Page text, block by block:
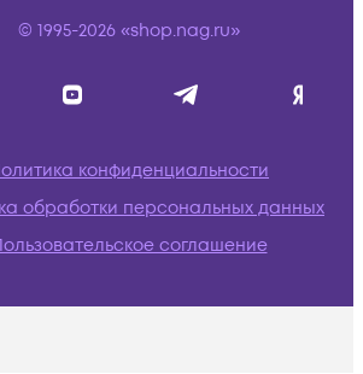
© 1995-2026 «shop.nag.ru»
конфиденциальности
обработки персональных данных
соглашение